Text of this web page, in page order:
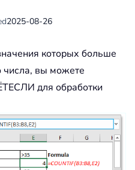
2025-08-26
которых больше
числа, вы можете
для обработки